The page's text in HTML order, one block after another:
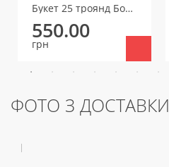
Букет 25 троянд Бомбастік (один бутон)
550.00
грн
ФОТО З ДОСТАВКИ